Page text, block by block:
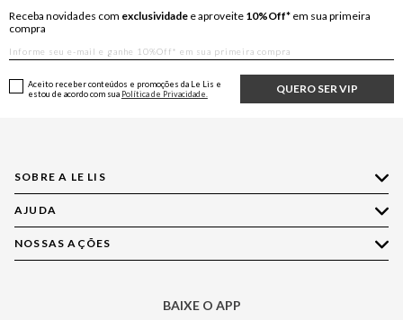
Receba novidades com exclusividade e aproveite 10%Off* em sua primeira
compra
QUERO SER VIP
Aceito receber conteúdos e promoções da Le Lis e
estou de acordo com sua Política de Privacidade.
SOBRE A LE LIS
Quem Somos
Nossas Lojas
Política de Privacidade
AJUDA
Compre pelo WhatsApp
Central de Relacionamento
NOSSAS AÇÕES
BAIXE O APP